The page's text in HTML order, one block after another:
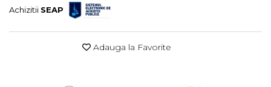
Rafturi
Baterii & Acumulatori
Achizitii SEAP
Adauga la Favorite